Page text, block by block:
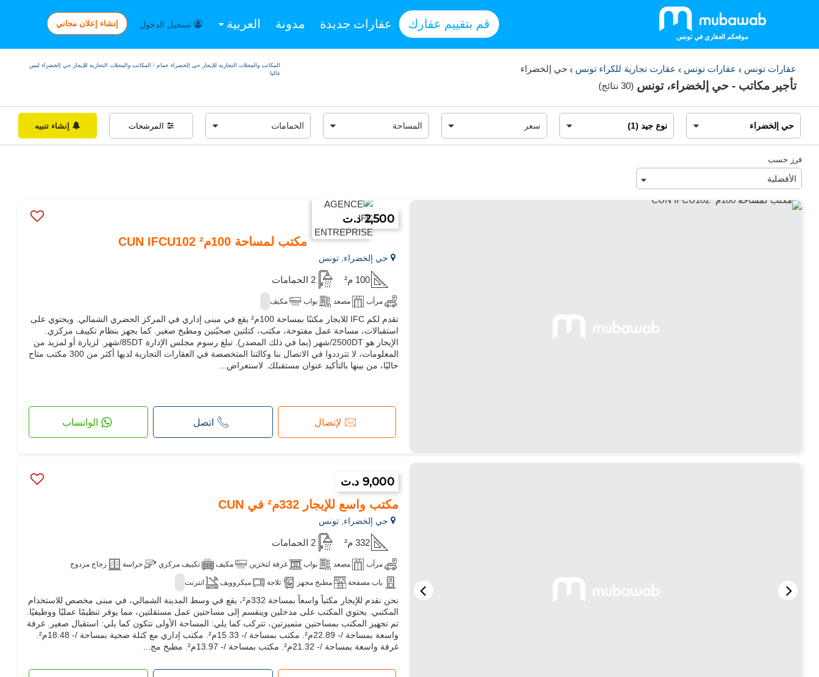
موقعكم العقاري في تونس
قم بتقييم عقارك عقارات جديدة مدونة العربية تسجيل الدخول إنشاء إعلان مجاني
عقارات تونس عقارات تونس عقارت تجارية للكراء تونس حي إلخضراء
تأجير مكاتب - حي إلخضراء، تونس (30 نتائج )
المكاتب والمحلات التجارية للإيجار حي إلخضراء حمام / المكاتب والمحلات التجارية للإيجار حي إلخضراء ليس
غاليا
المرشحات إنشاء تنبيه
فرز حسب
2,500 د.ت
مكتب لمساحة 100م² CUN IFCU102
حي إلخضراء, تونس
100 م² 2 الحمامات
مرآب مصعد بواب مكيف
تقدم لكم IFC للايجار مكتبًا بمساحة 100م² يقع في مبنى إداري في المركز الحضري الشمالي. ويحتوي على
استقبالات، مساحة عمل مفتوحة، مكتب، كتلتين صحيّتين ومطبخ صغير. كما يجهز بنظام تكييف مركزي.
الإيجار هو 2500DT/شهر (بما في ذلك المصدر). تبلغ رسوم مجلس الإدارة 85DT/شهر. لزيارة أو لمزيد من
المعلومات، لا تترددوا في الاتصال بنا وكالتنا المتخصصة في العقارات التجارية لديها أكثر من 300 مكتب متاح
حاليًا، من بينها بالتأكيد عنوان مستقبلك. لاستعراض...
لإتصال اتصل الواتساب
9,000 د.ت
مكتب واسع للإيجار 332م² في CUN
حي إلخضراء, تونس
332 م² 2 الحمامات
مرآب مصعد بواب غرفة لتخزين مكيف تكييف مركزي حراسة زجاج مزدوج
باب مصفحة مطبخ مجهز ثلاجة ميكروويف انترنت
نحن نقدم للإيجار مكتباً واسعاً بمساحة 332م²، يقع في وسط المدينة الشمالي، في مبنى مخصص للاستخدام
المكتبي. يحتوي المكتب على مدخلين وينقسم إلى مساحتين عمل مستقلتين، مما يوفر تنظيمًا عمليًا ووظيفيًا.
تم تجهيز المكتب بمساحتين متميزتين، تتركب كما يلي: المساحة الأولى تتكون كما يلي: استقبال صغير. غرفة
غرفة واسعة بمساحة /- 21.32م². مكتب بمساحة /- 13.97م². مطبخ مج...